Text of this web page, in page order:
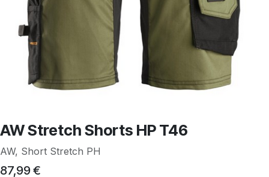
AW Stretch Shorts HP T46
AW, Short Stretch PH
87,99€